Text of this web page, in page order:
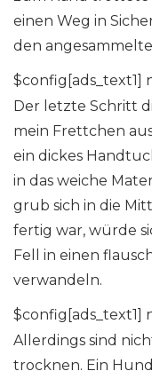
einen Weg in
den
$config[ads_text1]
Der letzte Schritt
mein Frettchen
ein dickes
in das weiche
grub sich in die
fertig war, würde
Fell in einen
verwandeln.
$config[ads_text1]
Allerdings sind
trocknen. Ein